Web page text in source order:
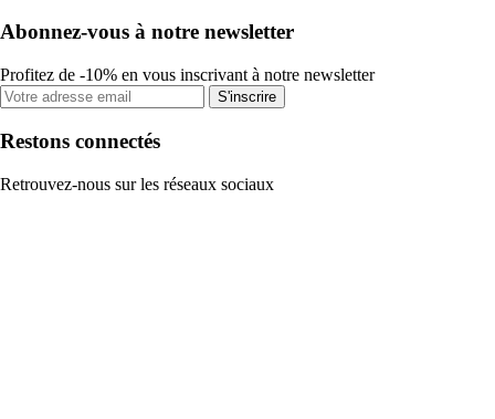
Abonnez-vous à notre newsletter
Profitez de -10% en vous inscrivant à notre newsletter
S'inscrire
Restons connectés
Retrouvez-nous sur les réseaux sociaux